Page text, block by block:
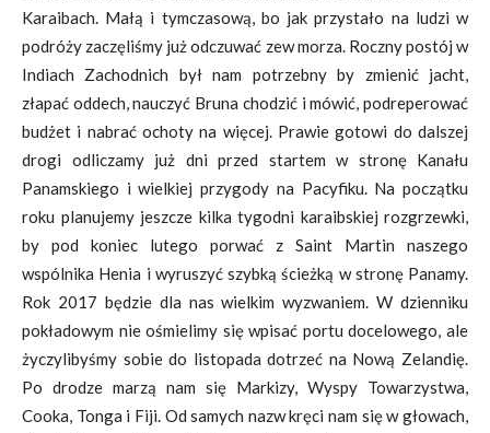
Karaibach. Małą i tymczasową, bo jak przystało na ludzi w
podróży zaczęliśmy już odczuwać zew morza. Roczny postój w
Indiach Zachodnich był nam potrzebny by zmienić jacht,
złapać oddech, nauczyć Bruna chodzić i mówić, podreperować
budżet i nabrać ochoty na więcej. Prawie gotowi do dalszej
drogi odliczamy już dni przed startem w stronę Kanału
Panamskiego i wielkiej przygody na Pacyfiku. Na początku
roku planujemy jeszcze kilka tygodni karaibskiej rozgrzewki,
by pod koniec lutego porwać z Saint Martin naszego
wspólnika Henia i wyruszyć szybką ścieżką w stronę Panamy.
Rok 2017 będzie dla nas wielkim wyzwaniem. W dzienniku
pokładowym nie ośmielimy się wpisać portu docelowego, ale
życzylibyśmy sobie do listopada dotrzeć na Nową Zelandię.
Po drodze marzą nam się Markizy, Wyspy Towarzystwa,
Cooka, Tonga i Fiji. Od samych nazw kręci nam się w głowach,